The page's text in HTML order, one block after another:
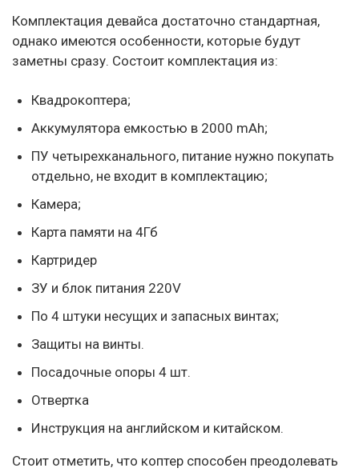
Комплектация девайса достаточно стандартная,
однако имеются особенности, которые будут
заметны сразу. Состоит комплектация из:
Квадрокоптера;
Аккумулятора емкостью в 2000 mAh;
ПУ четырехканального, питание нужно покупать
отдельно, не входит в комплектацию;
Камера;
Карта памяти на 4Гб
Картридер
ЗУ и блок питания 220V
По 4 штуки несущих и запасных винтах;
Защиты на винты.
Посадочные опоры 4 шт.
Отвертка
Инструкция на английском и китайском.
Стоит отметить, что коптер способен преодолевать